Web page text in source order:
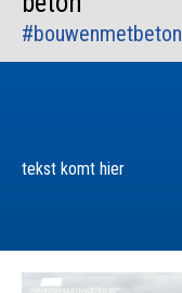
#bouwenmetbeton
tekst komt hier